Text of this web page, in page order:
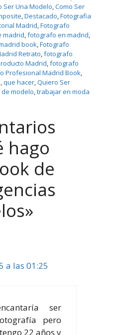
Ser Una Modelo, Como Ser
, Destacado, Fotografia
Madrid, Fotografo
madrid, fotografo en madrid ,
book, Fotografo
Retrato, fotografo
Madrid, fotografo
Profesional Madrid Book,
, que hacer, Quiero Ser
modelo, trabajar en moda
hago
de
a las 01:25
ser
pero
22 años y